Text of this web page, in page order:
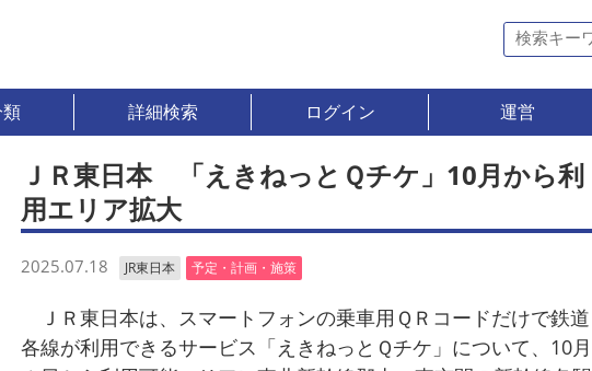
詳細検索 ログイン 運営
ＪＲ東日本 「えきねっとＱチケ」10月から利
用エリア拡大
2025.07.18 JR東日本 予定・計画・施策
ＪＲ東日本は、スマートフォンの乗車用ＱＲコードだけで鉄道
各線が利用できるサービス「えきねっとＱチケ」について、10月